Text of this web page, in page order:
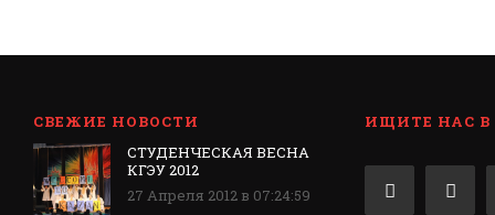
СВЕЖИЕ НОВОСТИ
СТУДЕНЧЕСКАЯ ВЕСНА
КГЭУ 2012
27 Апреля 2012 в 07:24:59
ИЩИТЕ НАС В